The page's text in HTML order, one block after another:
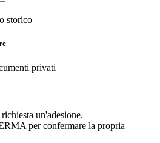
storico
privati
un'adesione.
per confermare la propria